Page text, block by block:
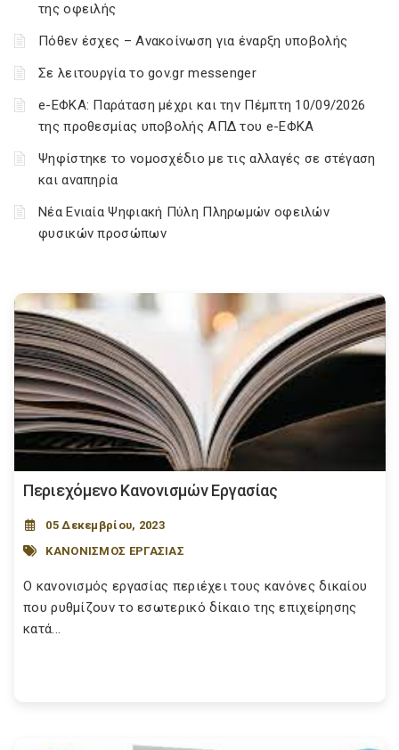
της οφειλής
Πόθεν έσχες – Ανακοίνωση για έναρξη υποβολής
Σε λειτουργία το gov.gr messenger
e-ΕΦΚΑ: Παράταση μέχρι και την Πέμπτη 10/09/2026
της προθεσμίας υποβολής ΑΠΔ του e-ΕΦΚΑ
Ψηφίστηκε το νομοσχέδιο με τις αλλαγές σε στέγαση
και αναπηρία
Νέα Ενιαία Ψηφιακή Πύλη Πληρωμών οφειλών
φυσικών προσώπων
Περιεχόμενο Κανονισμών Εργασίας
05 Δεκεμβρίου, 2023
ΚΑΝΟΝΙΣΜΟΣ ΕΡΓΑΣΙΑΣ
Ο κανονισμός εργασίας περιέχει τους κανόνες δικαίου
που ρυθμίζουν το εσωτερικό δίκαιο της επιχείρησης
κατά...